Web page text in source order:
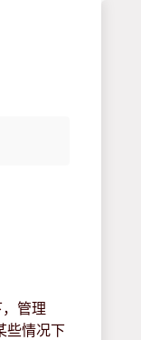
管理
些情况下